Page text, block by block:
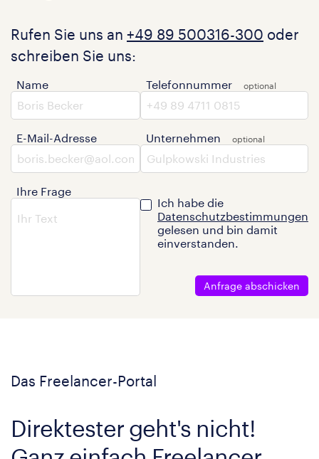
Rufen Sie uns an +49 89 500316-300 oder
schreiben Sie uns:
Name
E-Mail-Adresse
Ihre Frage
Telefonnummer
Unternehmen
Ich habe die
Datenschutzbestimmungen
gelesen und bin damit
einverstanden.
Anfrage abschicken
Das Freelancer-Portal
Direktester geht's nicht!